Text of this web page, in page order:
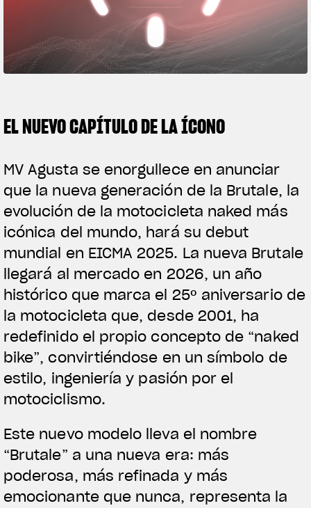
ABOUT
RUSH
SUPERVELOCE ARSHAM
Follow Us
FACEBOOK
YOUTUBE
EL NUEVO CAPÍTULO DE LA ÍCONO
MV Agusta se enorgullece en anunciar
que la nueva generación de la Brutale, la
evolución de la motocicleta naked más
icónica del mundo, hará su debut
mundial en EICMA 2025. La nueva Brutale
llegará al mercado en 2026, un año
histórico que marca el 25º aniversario de
la motocicleta que, desde 2001, ha
redefinido el propio concepto de “naked
bike”, convirtiéndose en un símbolo de
estilo, ingeniería y pasión por el
motociclismo.
Este nuevo modelo lleva el nombre
“Brutale” a una nueva era: más
poderosa, más refinada y más
emocionante que nunca, representa la